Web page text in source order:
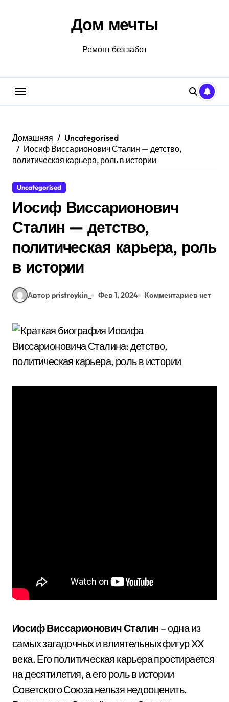
Дом мечты
Ремонт без забот
Домашняя
Uncategorised
Иосиф Виссарионович Сталин — детство,
политическая карьера, роль в истории
Uncategorised
Иосиф Виссарионович
Сталин — детство,
политическая карьера, роль
в истории
Автор pristroykin_ Фев 1, 2024 Комментариев нет
Иосиф Виссарионович Сталин – одна из
самых загадочных и влиятельных фигур XX
века. Его политическая карьера простирается
на десятилетия, а его роль в истории
Советского Союза нельзя недооценить.